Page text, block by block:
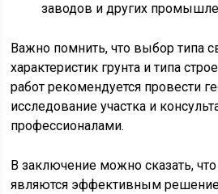
заводов и других
Важно помнить, что выбор типа
характеристик грунта и типа
работ рекомендуется провести
исследование участка и
профессионалами.
В заключение можно сказать,
являются эффективным